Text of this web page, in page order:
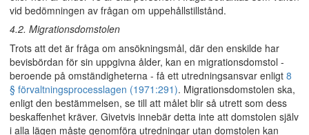
vid bedömningen av frågan om uppehållstillstånd.
4.2. Migrationsdomstolen
Trots att det är fråga om ansökningsmål, där den enskilde har
bevisbördan för sin uppgivna ålder, kan en migrationsdomstol -
beroende på omständigheterna - få ett utredningsansvar enligt 8
§ förvaltningsprocesslagen (1971:291). Migrationsdomstolen ska,
enligt den bestämmelsen, se till att målet blir så utrett som dess
beskaffenhet kräver. Givetvis innebär detta inte att domstolen själv
i alla lägen måste genomföra utredningar utan domstolen kan